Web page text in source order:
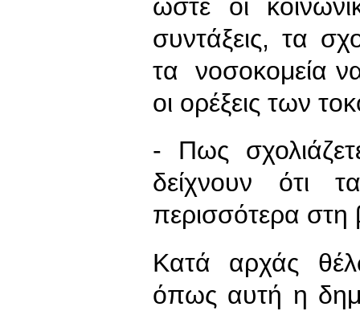
ώστε οι
συντάξεις, τα
τα νοσοκομεία
οι ορέξεις των
- Πως
δείχνουν ότι
περισσότερα στη
Κατά αρχάς
όπως αυτή η